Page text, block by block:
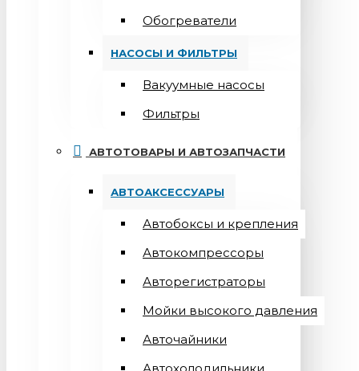
Обогреватели
НАСОСЫ И ФИЛЬТРЫ
Вакуумные насосы
Фильтры
АВТОТОВАРЫ И АВТОЗАПЧАСТИ
АВТОАКСЕССУАРЫ
Автобоксы и крепления
Автокомпрессоры
Авторегистраторы
Мойки высокого давления
Авточайники